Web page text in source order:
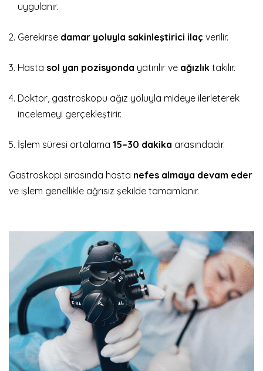
uygulanır.
Gerekirse damar yoluyla sakinleştirici ilaç verilir.
Hasta sol yan pozisyonda yatırılır ve ağızlık takılır.
Doktor, gastroskopu ağız yoluyla mideye ilerleterek
incelemeyi gerçekleştirir.
İşlem süresi ortalama 15–30 dakika arasındadır.
Gastroskopi sırasında hasta nefes almaya devam eder
ve işlem genellikle ağrısız şekilde tamamlanır.